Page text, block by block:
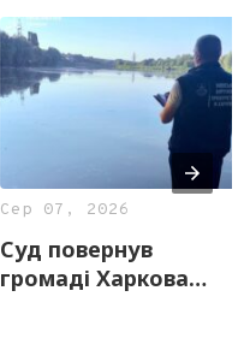
Сер 07, 2026
Суд повернув
громаді Харкова